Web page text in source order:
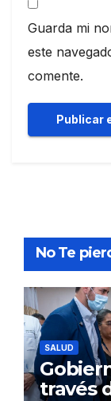
Guarda mi
este
comente.
No Te
SALUD
través